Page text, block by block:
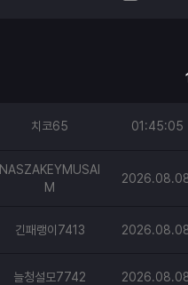
1
치코65 01:45:05
NASZAKEYMUSAI
M
긴패랭이7413
늘청설모7742